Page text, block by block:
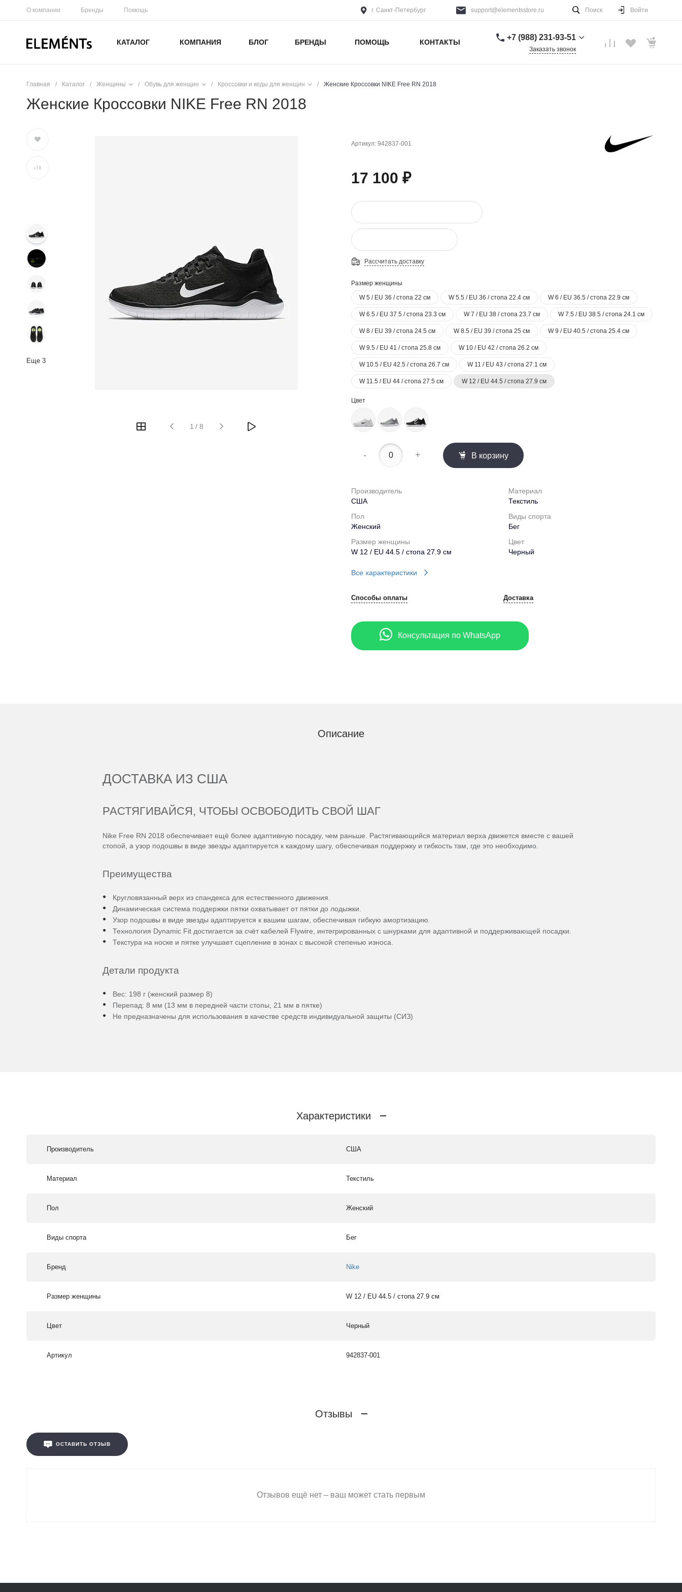
О компании Бренды Помощь г. Санкт-Петербург support@elementsstore.ru Поиск Войти
КАТАЛОГ КОМПАНИЯ БЛОГ БРЕНДЫ ПОМОЩЬ КОНТАКТЫ
+7 (988) 231-93-51
Заказать звонок
Главная / Каталог / Женщины / Обувь для женщин / Кроссовки и кеды для женщин / Женские Кроссовки NIKE Free RN 2018
Женские Кроссовки NIKE Free RN 2018
Еще 3
1 / 8
Артикул: 942837-001
17 100 ₽
Рассчитать доставку
Размер женщины
W 5 / EU 36 / стопа 22 см
W 5.5 / EU 36 / стопа 22.4 см W 6 / EU 36.5 / стопа 22.9 см
W 6.5 / EU 37.5 / стопа 23.3 см W 7 / EU 38 / стопа 23.7 см W 7.5 / EU 38.5 / стопа 24.1 см
W 8 / EU 39 / стопа 24.5 см W 8.5 / EU 39 / стопа 25 см W 9 / EU 40.5 / стопа 25.4 см
W 9.5 / EU 41 / стопа 25.8 см W 10 / EU 42 / стопа 26.2 см
W 10.5 / EU 42.5 / стопа 26.7 см W 11 / EU 43 / стопа 27.1 см
W 11.5 / EU 44 / стопа 27.5 см W 12 / EU 44.5 / стопа 27.9 см
Цвет
- + В корзину
Производитель
США
Материал
Текстиль
Пол
Женский
Виды спорта
Бег
Размер женщины
W 12 / EU 44.5 / стопа 27.9 см
Цвет
Черный
Все характеристики
Способы оплаты Доставка
Консультация по WhatsApp
Описание
ДОСТАВКА ИЗ США
РАСТЯГИВАЙСЯ, ЧТОБЫ ОСВОБОДИТЬ СВОЙ ШАГ
Nike Free RN 2018 обеспечивает ещё более адаптивную посадку, чем раньше. Растягивающийся материал верха движется вместе с вашей
стопой, а узор подошвы в виде звезды адаптируется к каждому шагу, обеспечивая поддержку и гибкость там, где это необходимо.
Преимущества
Кругловязанный верх из спандекса для естественного движения.
Динамическая система поддержки пятки охватывает от пятки до лодыжки.
Узор подошвы в виде звезды адаптируется к вашим шагам, обеспечивая гибкую амортизацию.
Технология Dynamic Fit достигается за счёт кабелей Flywire, интегрированных с шнурками для адаптивной и поддерживающей посадки.
Текстура на носке и пятке улучшает сцепление в зонах с высокой степенью износа.
Детали продукта
Вес: 198 г (женский размер 8)
Перепад: 8 мм (13 мм в передней части стопы, 21 мм в пятке)
Не предназначены для использования в качестве средств индивидуальной защиты (СИЗ)
Характеристики
Производитель США
Материал Текстиль
Пол Женский
Виды спорта Бег
Бренд Nike
Размер женщины W 12 / EU 44.5 / стопа 27.9 см
Цвет Черный
Артикул 942837-001
Отзывы
ОСТАВИТЬ ОТЗЫВ
Отзывов ещё нет – ваш может стать первым